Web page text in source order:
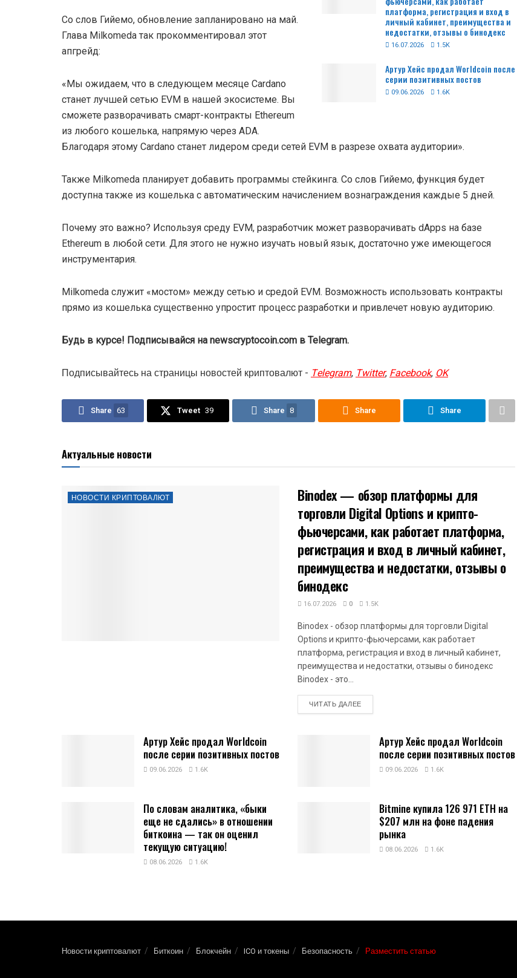
платформа, регистрация и вход в
личный кабинет, преимущества и
недостатки, отзывы о бинодекс
16.07.2026 1.5K
Артур Хейс продал Worldcoin после
серии позитивных постов
09.06.2026 1.6K
Со слов Гийемо, обновление запланировано на май.
Глава Milkomeda так прокомментировал этот
апгрейд:
«Мы ожидаем, что в следующем месяце Cardano
станет лучшей сетью EVM в нашей экосистеме. Вы
сможете разворачивать смарт-контракты Ethereum
из любого кошелька, напрямую через ADA.
Благодаря этому Cardano станет лидером среди сетей EVM в разрезе охвата аудитории».
Также Milkomeda планирует добавить программы стейкинга. Со слов Гийемо, функция будет
доступна также из кошелька с автоматическим начислением вознаграждения каждые 5 дней.
Почему это важно? Используя среду EVM, разработчик может разворачивать dApps на базе
Ethereum в любой сети. Для этого не нужно изучать новый язык, достаточно уже имеющегося
инструментария.
Milkomeda служит «мостом» между сетью и средой EVM. Возможность использовать контракты
прямо из кошелька существенно упростит процесс разработки и привлечет новую аудиторию.
Будь в курсе! Подписывайся на newscryptocoin.com в Telegram.
Подписывайтесь на страницы новостей криптовалют - Telegram, Twitter, Facebook, OK
Share 63 Tweet 39 Share 8 Share Share
Актуальные новости
НОВОСТИ КРИПТОВАЛЮТ
Binodex — обзор платформы для
торговли Digital Options и крипто-
фьючерсами, как работает платформа,
регистрация и вход в личный кабинет,
преимущества и недостатки, отзывы о
бинодекс
16.07.2026 0 1.5K
Binodex - обзор платформы для торговли Digital
Options и крипто-фьючерсами, как работает
платформа, регистрация и вход в личный кабинет,
преимущества и недостатки, отзывы о бинодекс
Binodex - это...
ЧИТАТЬ ДАЛЕЕDETAILS
Артур Хейс продал Worldcoin
после серии позитивных постов
09.06.2026 1.6K
Артур Хейс продал Worldcoin
после серии позитивных постов
09.06.2026 1.6K
По словам аналитика, «быки
еще не сдались» в отношении
биткоина — так он оценил
текущую ситуацию!
08.06.2026 1.6K
Bitmine купила 126 971 ETH на
$207 млн на фоне падения
рынка
08.06.2026 1.6K
Новости криптовалют Биткоин Блокчейн ICO и токены Безопасность Разместить статью